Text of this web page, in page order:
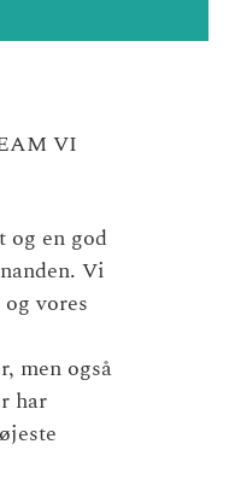
VI
en god
Vi
vores
men også
har